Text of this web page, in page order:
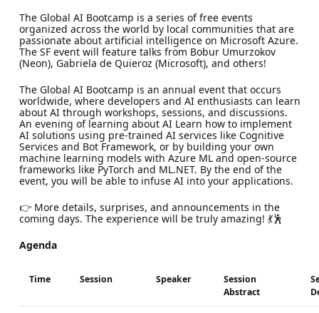
The Global AI Bootcamp is a series of free events
organized across the world by local communities that are
passionate about artificial intelligence on Microsoft Azure.
The SF event will feature talks from Bobur Umurzokov
(Neon), Gabriela de Quieroz (Microsoft), and others!
The Global AI Bootcamp is an annual event that occurs
worldwide, where developers and AI enthusiasts can learn
about AI through workshops, sessions, and discussions.
An evening of learning about AI Learn how to implement
AI solutions using pre-trained AI services like Cognitive
Services and Bot Framework, or by building your own
machine learning models with Azure ML and open-source
frameworks like PyTorch and ML.NET. By the end of the
event, you will be able to infuse AI into your applications.
👉 More details, surprises, and announcements in the
coming days. The experience will be truly amazing! 💃🕺
Agenda
Time Session Speaker
Session
Abstract